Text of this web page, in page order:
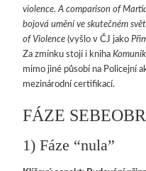
violence. A comparison of
bojová umění ve skutečném
of Violence (vyšlo v ČJ jako
Za zmínku stojí i kniha
mimo jiné působí na Policejní
mezinárodní certifikací.
FÁZE
1) Fáze “nula”